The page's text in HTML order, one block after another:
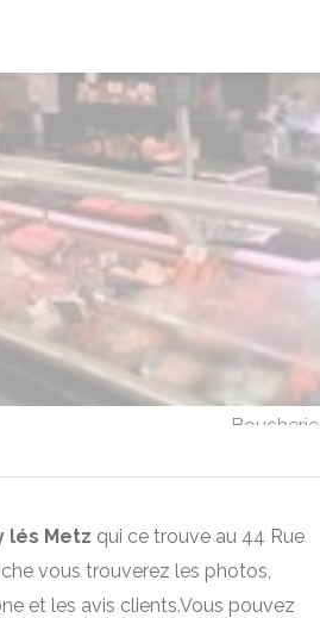
Boucherie
lés Metz qui ce trouve au 44 Rue
vous trouverez les photos,
et les avis clients.Vous pouvez